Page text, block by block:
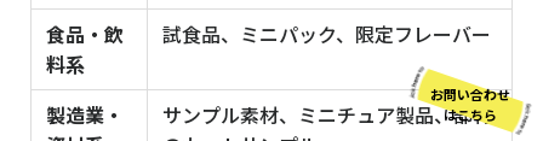
食品・飲
料系
試食品、ミニパック、限定フレーバー
製造業・
サンプル素材、ミニチュア製品、部材
お問い合わせ
はこちら